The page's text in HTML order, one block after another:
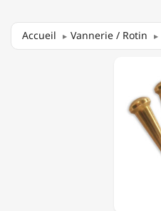
Accueil Vannerie / Rotin